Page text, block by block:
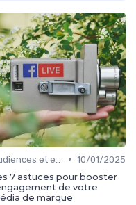
• 10/01/2025
7 astuces pour booster
de votre
de marque